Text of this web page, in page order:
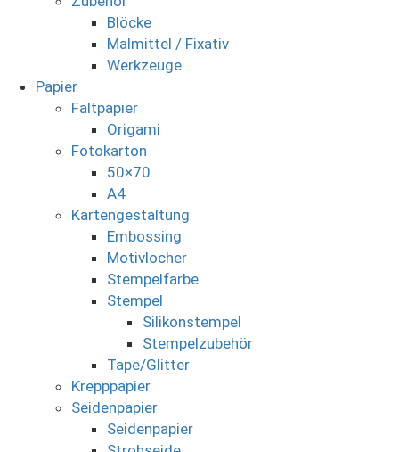
Blöcke
Malmittel / Fixativ
Werkzeuge
Papier
Faltpapier
Origami
Fotokarton
50×70
A4
Kartengestaltung
Embossing
Motivlocher
Stempelfarbe
Stempel
Silikonstempel
Stempelzubehör
Tape/Glitter
Krepppapier
Seidenpapier
Seidenpapier